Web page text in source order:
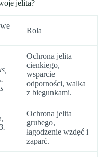
jelita?
Rola
Ochrona jelita
cienkiego,
wsparcie
odporności, walka
z biegunkami.
Ochrona jelita
grubego,
łagodzenie wzdęć i
zaparć.